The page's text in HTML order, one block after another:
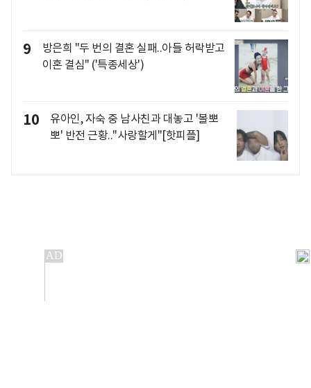
9
방은희 "두 번의 결혼 실패..아들 허락받고
이혼 결심" ('특종세상')
10
유아인, 자숙 중 남사친과 대놓고 '볼뽀
뽀' 반전 근황.."사랑할게"[핫피플]